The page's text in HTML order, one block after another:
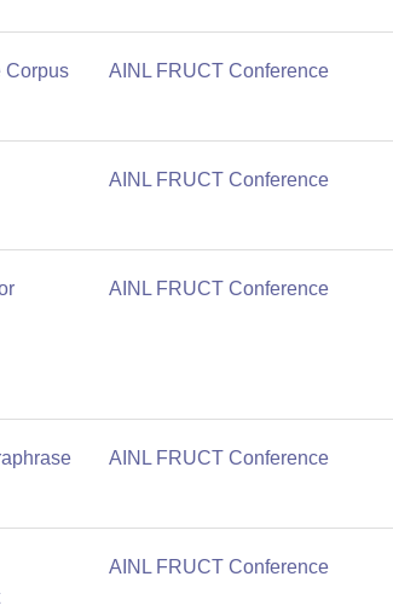
Corpus
AINL FRUCT Conference
AINL FRUCT Conference
AINL FRUCT Conference
AINL FRUCT Conference
AINL FRUCT Conference